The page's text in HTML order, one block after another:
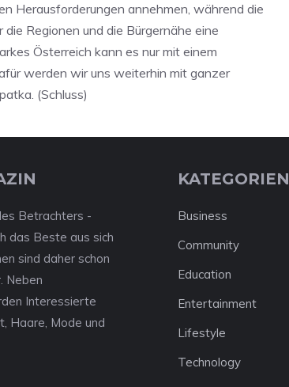
Herausforderungen annehmen, während die
Regionen und die Bürgernähe eine
Österreich kann es nur mit einem
werden wir uns weiterhin mit ganzer
(Schluss)
Betrachters -
das Beste aus sich
sind daher schon
Neben
Interessierte
Haare, Mode und
KATEGORIEN
Business
Community
Education
Entertainment
Lifestyle
Technology